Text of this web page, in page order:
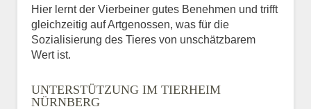
Hier lernt der Vierbeiner gutes Benehmen und trifft
gleichzeitig auf Artgenossen, was für die
Sozialisierung des Tieres von unschätzbarem
Wert ist.
UNTERSTÜTZUNG IM TIERHEIM
NÜRNBERG